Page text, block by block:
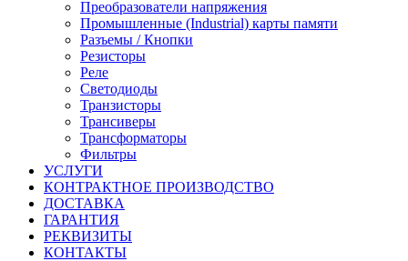
Преобразователи напряжения
Промышленные (Industrial) карты памяти
Разъемы / Кнопки
Резисторы
Реле
Светодиоды
Транзисторы
Трансиверы
Трансформаторы
Фильтры
УСЛУГИ
КОНТРАКТНОЕ ПРОИЗВОДСТВО
ДОСТАВКА
ГАРАНТИЯ
РЕКВИЗИТЫ
КОНТАКТЫ